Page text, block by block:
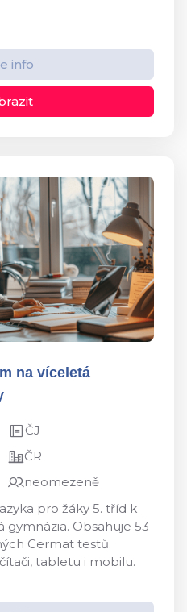
info
na víceletá
ČJ
ČR
neomezeně
pro žáky 5. tříd k
Obsahuje 53
Cermat testů.
tabletu i mobilu.